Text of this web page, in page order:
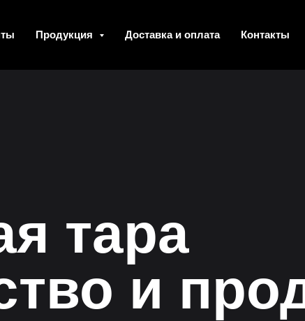
Продукция Доставка и оплата Контакты
тара
и